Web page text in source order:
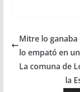
e
Mitre lo ganaba
lo empató en
La comuna de
la